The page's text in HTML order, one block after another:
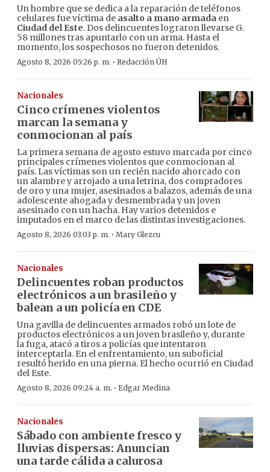
Un hombre que se dedica a la reparación de teléfonos
celulares fue víctima de asalto a mano armada en
Ciudad del Este. Dos delincuentes lograron llevarse G.
58 millones tras apuntarlo con un arma. Hasta el
momento, los sospechosos no fueron detenidos.
Agosto 8, 2026 05:26 p. m. · Redacción ÚH
Nacionales
Cinco crímenes violentos
marcan la semana y
conmocionan al país
La primera semana de agosto estuvo marcada por cinco
principales crímenes violentos que conmocionan al
país. Las víctimas son un recién nacido ahorcado con
un alambre y arrojado a una letrina, dos compradores
de oro y una mujer, asesinados a balazos, además de una
adolescente ahogada y desmembrada y un joven
asesinado con un hacha. Hay varios detenidos e
imputados en el marco de las distintas investigaciones.
Agosto 8, 2026 03:03 p. m. · Mary Glezcu
Nacionales
Delincuentes roban productos
electrónicos a un brasileño y
balean a un policía en CDE
Una gavilla de delincuentes armados robó un lote de
productos electrónicos a un joven brasileño y, durante
la fuga, atacó a tiros a policías que intentaron
interceptarla. En el enfrentamiento, un suboficial
resultó herido en una pierna. El hecho ocurrió en Ciudad
del Este.
Agosto 8, 2026 09:24 a. m. · Edgar Medina
Nacionales
Sábado con ambiente fresco y
lluvias dispersas: Anuncian
una tarde cálida a calurosa